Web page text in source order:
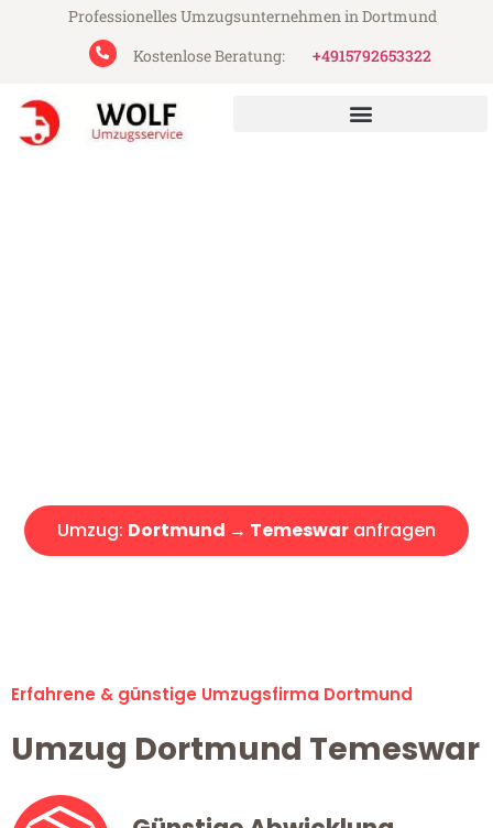
Professionelles Umzugsunternehmen in Dortmund
Kostenlose Beratung:
+4915792653322
Umzug: Dortmund → Temeswar anfragen
Erfahrene & günstige Umzugsfirma Dortmund
Umzug Dortmund Temeswar